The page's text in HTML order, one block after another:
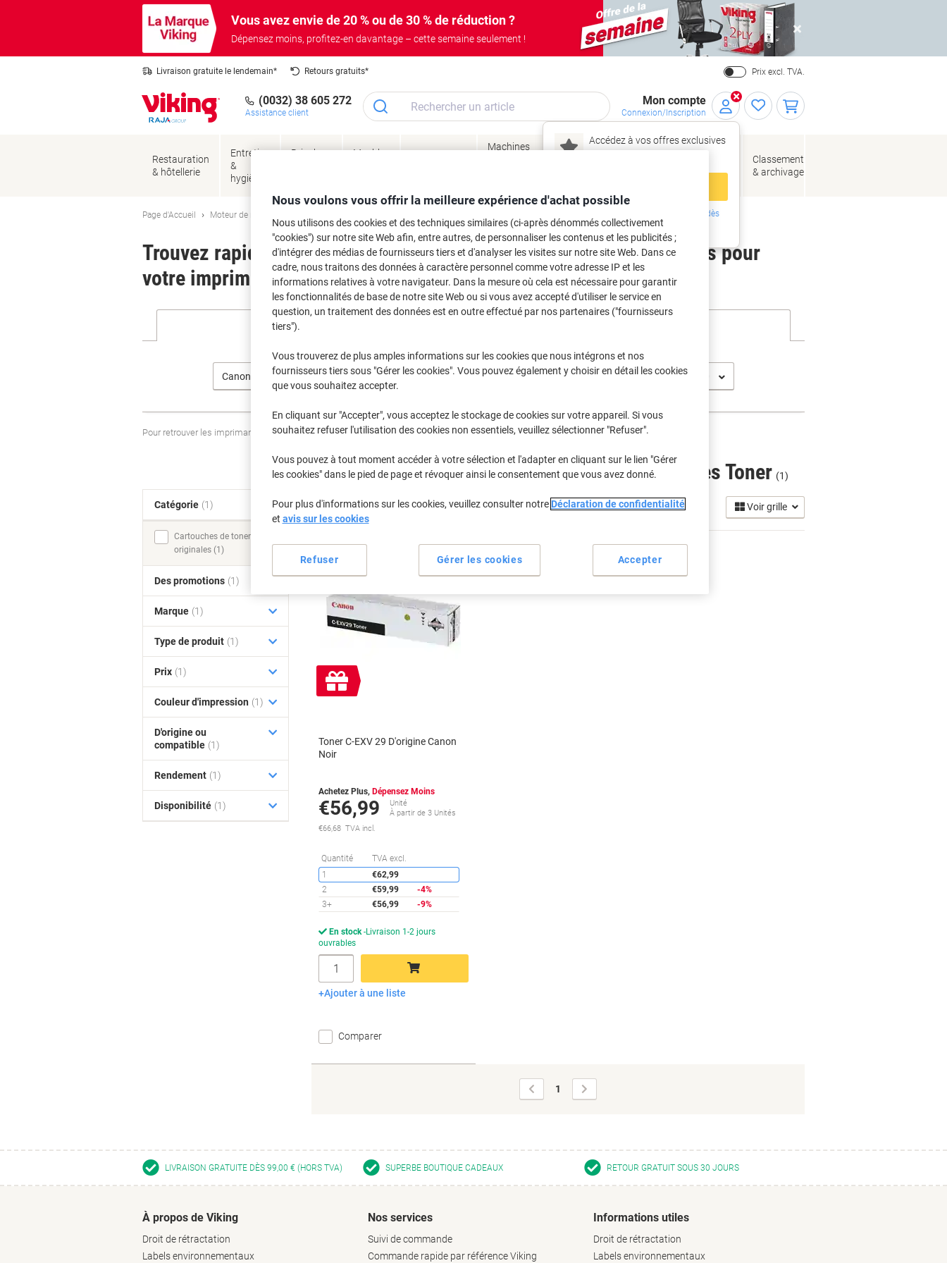
Vous avez envie de 20 % ou de 30 % de réduction ?
Dépensez moins, profitez-en davantage – cette semaine seulement !
Close
Livraison gratuite le lendemain* Retours gratuits* Prix excl. TVA.
(0032) 38 605 272
Assistance client
Mon compte
Connexion/Inscription
Accédez à vos offres exclusives
Inscrivez-vous dès
maintenant
Restauration
& hôtellerie
Entretien
&
hygiène
Bricolage
Meubles
Machines
Encres
Papier,
de bureau
Classement
& archivage
Page d'Accueil Moteur de recherche d'encre et toner
Trouvez rapidement les cartouches d'encre, toners ou les étiquettes pour
votre imprimante.
Canon Imagerunner Advance C Canon Imagerunner Advance C 5240
Pour retrouver les imprimantes listées et/ou les cartouches précédemment achetéesSe connecter
Canon Imagerunner Advance C 5240 Cartouches Toner (1)
Trier par : Voir grille
Cadeau
gratuit
Toner C-EXV 29 D'origine Canon
Noir
Achetez Plus, Dépensez Moins
€56,99
Unité
À partir de 3 Unités
€66,68 TVA incl.
Quantité TVA excl.
1
€62,99
2
€59,99
-4%
3+
€56,99 -9%
En stock Livraison 1-2 jours
ouvrables
Quantité
Ajouter au panier
Ajouter à une liste
Comparer
Page
précédente
1
suivante
Catégorie (1)
Cartouches de toner
originales (1)
Des promotions (1)
Marque (1)
Type de produit (1)
Prix (1)
Couleur d'impression (1)
D'origine ou
compatible (1)
Rendement (1)
Disponibilité (1)
LIVRAISON GRATUITE DÈS 99,00 € (HORS TVA) SUPERBE BOUTIQUE CADEAUX RETOUR GRATUIT SOUS 30 JOURS
À propos de Viking
Droit de rétractation
Labels environnementaux
Nos services
Suivi de commande
Commande rapide par référence Viking
Informations utiles
Droit de rétractation
Labels environnementaux
Nous voulons vous offrir la meilleure expérience d'achat possible
Nous utilisons des cookies et des techniques similaires (ci-après dénommés collectivement
"cookies") sur notre site Web afin, entre autres, de personnaliser les contenus et les publicités ;
d'intégrer des médias de fournisseurs tiers et d'analyser les visites sur notre site Web. Dans ce
cadre, nous traitons des données à caractère personnel comme votre adresse IP et les
informations relatives à votre navigateur. Dans la mesure où cela est nécessaire pour garantir
les fonctionnalités de base de notre site Web ou si vous avez accepté d'utiliser le service en
question, un traitement des données est en outre effectué par nos partenaires ("fournisseurs
tiers").
Vous trouverez de plus amples informations sur les cookies que nous intégrons et nos
fournisseurs tiers sous "Gérer les cookies". Vous pouvez également y choisir en détail les cookies
que vous souhaitez accepter.
En cliquant sur "Accepter", vous acceptez le stockage de cookies sur votre appareil. Si vous
souhaitez refuser l'utilisation des cookies non essentiels, veuillez sélectionner "Refuser".
Vous pouvez à tout moment accéder à votre sélection et l'adapter en cliquant sur le lien "Gérer
les cookies" dans le pied de page et révoquer ainsi le consentement que vous avez donné.
Pour plus d'informations sur les cookies, veuillez consulter notre Déclaration de confidentialité
et avis sur les cookies
Gérer les cookies
Refuser Accepter